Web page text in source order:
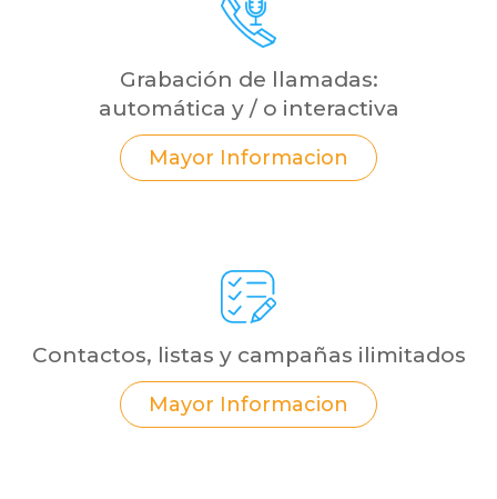
Grabación de llamadas:
automática y / o interactiva
Mayor Informacion
Contactos, listas y campañas ilimitados
Mayor Informacion